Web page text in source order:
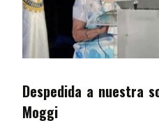
Despedida a nuestra
Moggi